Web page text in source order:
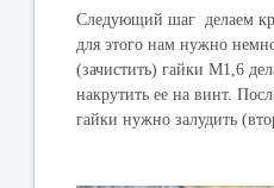
Следующий шаг делаем
для этого нам нужно
(зачистить) гайки М1,6
накрутить ее на винт.
гайки нужно залудить